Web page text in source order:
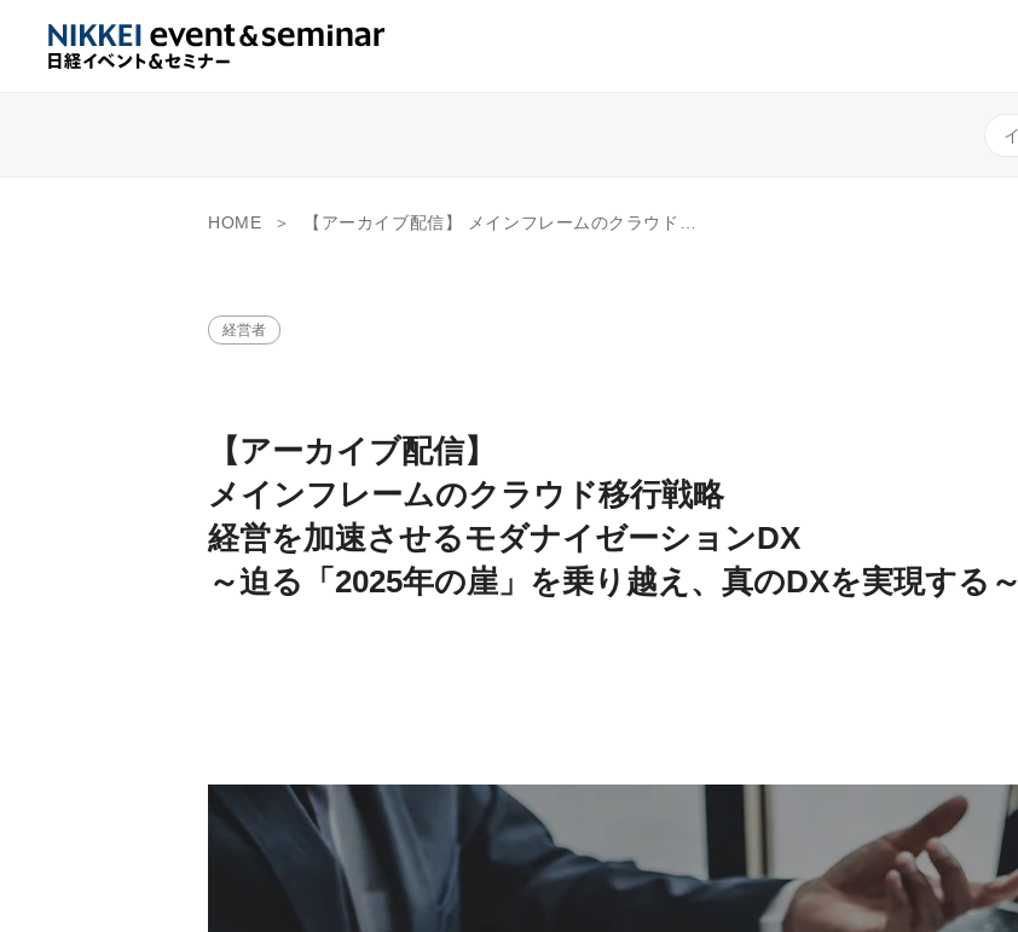
HOME 【アーカイブ配信】 メインフレームのクラウド移行戦略 経営を加速させるモダナイゼーションDX ～迫る「2025年の崖」を乗り越え、真のDXを実現する～
経営者
【アーカイブ配信】
メインフレームのクラウド移行戦略
経営を加速させるモダナイゼーションDX
～迫る「2025年の崖」を乗り越え、真のDXを実現する～